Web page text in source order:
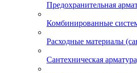
Предохранительная
Комбинированные
Расходные материалы
Сантехническая